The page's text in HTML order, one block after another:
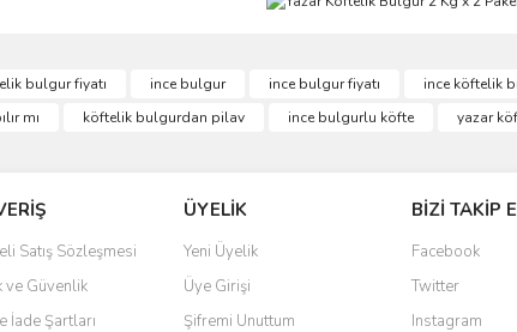
Bu ürüne ilk yorumu siz yapın!
pahalı.
olmalı.
bulgur fiyatı ince bulgur ince bulgur fiyatı ince köftelik
mı
köftelik bulgurdan pilav ince bulgurlu köfte yazar
Satış Sözleşmesi
ve Güvenlik
İade Şartları
ÜYELİK
Yeni Üyelik
Üye Girişi
Şifremi Unuttum
BİZİ TAKİP
Facebook
Twitter
Instagram